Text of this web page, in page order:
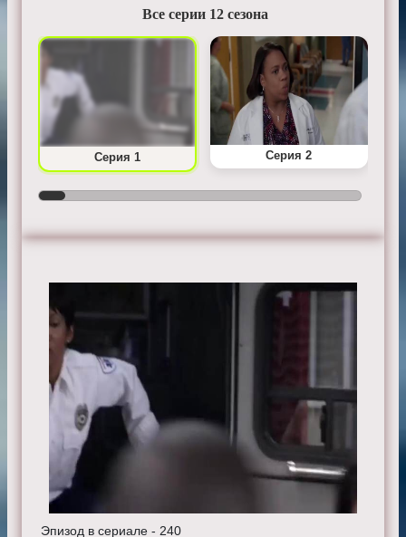
Все серии 12 сезона
Серия 1 Серия 2
Эпизод в сериале - 240